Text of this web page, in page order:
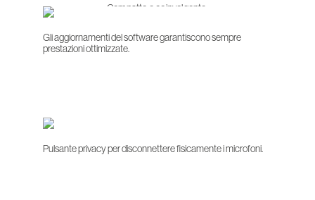
Compatto e coinvolgente.
Gli aggiornamenti del software garantiscono sempre
prestazioni ottimizzate.
Pulsante privacy per disconnettere fisicamente i microfoni.